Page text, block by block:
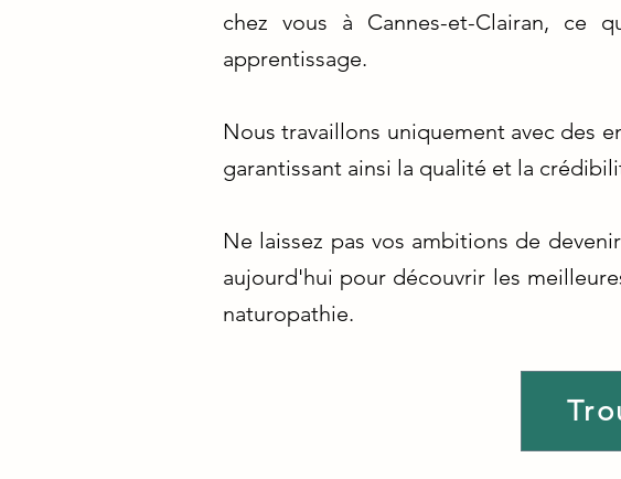
chez vous à Cannes-et-Clairan, ce
apprentissage.
Nous travaillons uniquement avec des
garantissant ainsi la qualité et la
Ne laissez pas vos ambitions de
aujourd'hui pour découvrir les
naturopathie.